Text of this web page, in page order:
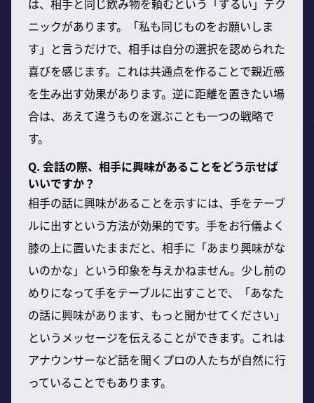
ニックがあります。「私も同じものをお願いしま
す」と言うだけで、相手は自分の選択を認められた
喜びを感じます。これは共通点を作ることで親近感
を生み出す効果があります。逆に距離を置きたい場
合は、あえて違うものを選ぶことも一つの戦略で
す。
Q. 会話の際、相手に興味があることをどう示せば
いいですか？
相手の話に興味があることを示すには、手をテーブ
ルに出すという方法が効果的です。手をお行儀よく
膝の上に置いたままだと、相手に「あまり興味がな
いのかな」という印象を与えかねません。少し前の
めりになって手をテーブルに出すことで、「あなた
の話に興味があります、もっと聞かせてください」
というメッセージを伝えることができます。これは
アナウンサーなど話を聞くプロの人たちが自然に行
っていることでもあります。